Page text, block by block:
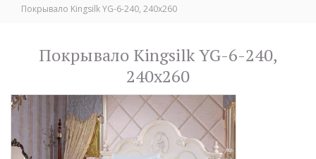
Покрывало Kingsilk YG-6-240, 240х260
Покрывало Kingsilk YG-6-240,
240х260